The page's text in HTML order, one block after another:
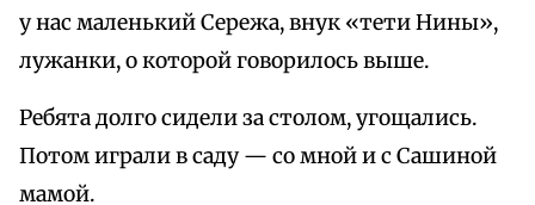
у нас маленький Сережа, внук «тети Нины»,
лужанки, о которой говорилось выше.
Ребята долго сидели за столом, угощались.
Потом играли в саду — со мной и с Сашиной
мамой.